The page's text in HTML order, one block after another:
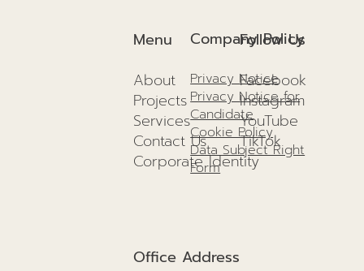
Menu
About
Projects
Services
Contact Us
Corporate Identity
Office Address
Follow Us
Facebook
Instagram
YouTube
TikTok
Company Policy
Privacy Notice
Privacy Notice for
Candidate
Cookie Policy
Data Subject Right
Form